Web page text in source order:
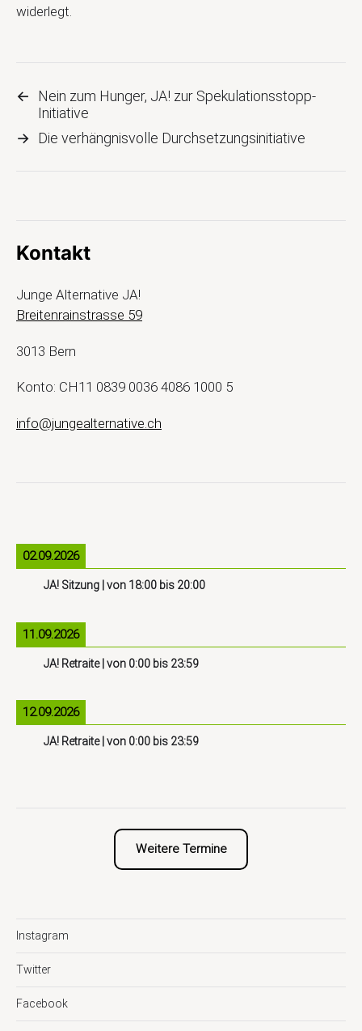
widerlegt.
←
Nein zum Hunger, JA! zur Spekulationsstopp-
Initiative
→ Die verhängnisvolle Durchsetzungsinitiative
Kontakt
Junge Alternative JA!
Breitenrainstrasse 59
3013 Bern
Konto: CH11 0839 0036 4086 1000 5
info@jungealternative.ch
02.09.2026
JA! Sitzung | von 18:00 bis 20:00
11.09.2026
JA! Retraite| von 0:00 bis 23:59
12.09.2026
JA! Retraite| von 0:00 bis 23:59
Weitere Termine
Instagram
Twitter
Facebook